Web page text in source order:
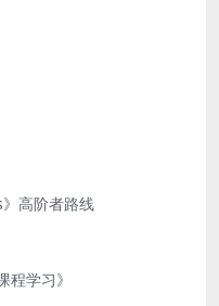
高阶者路线
程学习》